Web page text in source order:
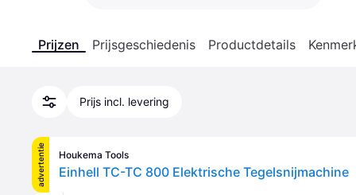
Prijzen Prijsgeschiedenis Productdetails
Prijs incl. levering
advertentie Houkema Tools
Einhell TC-TC 800 Elektrische Tegelsnijmachine